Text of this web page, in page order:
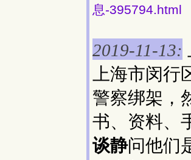
息-395794.html
2019-11-13:
上海市闵
警察绑架，
书、资料、
谈静问他们